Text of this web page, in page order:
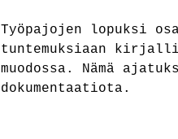
Työpajojen lopuksi
tuntemuksiaan
muodossa. Nämä
dokumentaatiota.